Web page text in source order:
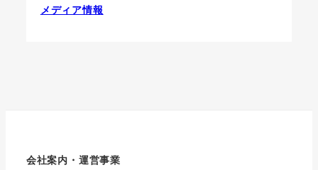
メディア情報
会社案内・運営事業